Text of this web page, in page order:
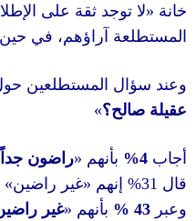
ثقة على الإطلاق»، فكانت
آراؤهم، في حين أجاب 2% بـ
المستطلعين حول: «ما
»
بأنهم« راضون جداً» ، و18%
« غير راضين»عن أداء
بأنهم«غير راضين تماماً »،